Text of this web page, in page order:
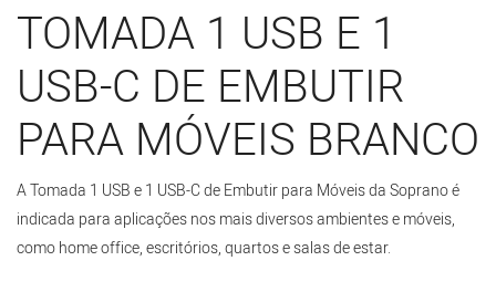
TOMADA 1 USB E 1
USB-C DE EMBUTIR
PARA MÓVEIS BRANCO
A Tomada 1 USB e 1 USB-C de Embutir para Móveis da Soprano é
indicada para aplicações nos mais diversos ambientes e móveis,
como home office, escritórios, quartos e salas de estar.